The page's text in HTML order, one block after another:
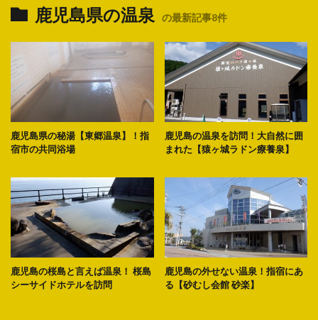
鹿児島県の温泉 の最新記事8件
鹿児島県の秘湯【東郷温泉】！指
宿市の共同浴場
鹿児島の温泉を訪問！大自然に囲
まれた【猿ヶ城ラドン療養泉】
鹿児島の桜島と言えば温泉！ 桜島
シーサイドホテルを訪問
鹿児島の外せない温泉！指宿にあ
る【砂むし会館 砂楽】